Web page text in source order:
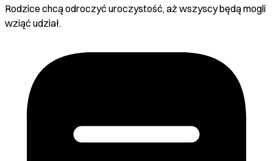
Rodzice chcą odroczyć uroczystość, aż wszyscy będą mogli
wziąć udział.